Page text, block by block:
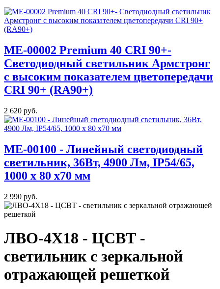
МE-00002 Premium 40 CRI 90+-
Светодиодный светильник Армстронг
с высоким показателем цветопередачи
CRI 90+ (RA90+)
2 620 руб.
ME-00100 - Линейный светодиодный
светильник, 36Вт, 4900 Лм, IP54/65,
1000 x 80 x70 мм
2 990 руб.
ЛВО-4Х18 - ЦСВТ -
светильник с зеркальной
отражающей решеткой